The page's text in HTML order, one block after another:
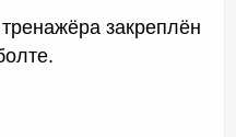
закреплён